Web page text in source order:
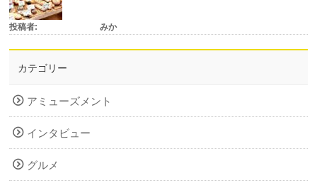
投稿者: みか
カテゴリー
アミューズメント
インタビュー
グルメ